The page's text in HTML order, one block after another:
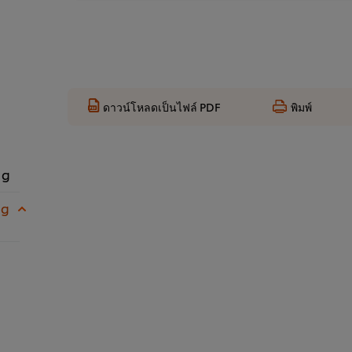
ดาวน์โหลดเป็นไฟล์ PDF พิมพ์